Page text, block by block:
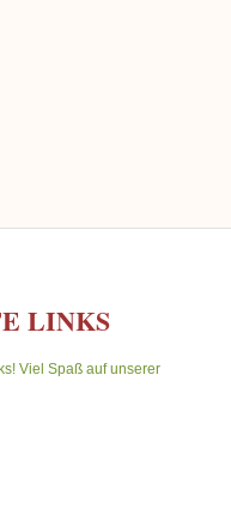
LINKS
Viel Spaß auf unserer